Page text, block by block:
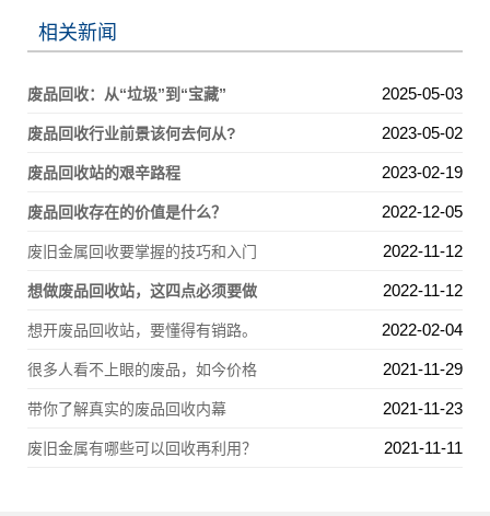
相关新闻
废品回收：从“垃圾”到“宝藏” 2025-05-03
废品回收行业前景该何去何从? 2023-05-02
废品回收站的艰辛路程 2023-02-19
废品回收存在的价值是什么？ 2022-12-05
废旧金属回收要掌握的技巧和入门 2022-11-12
想做废品回收站，这四点必须要做 2022-11-12
想开废品回收站，要懂得有销路。 2022-02-04
很多人看不上眼的废品，如今价格 2021-11-29
带你了解真实的废品回收内幕 2021-11-23
废旧金属有哪些可以回收再利用？ 2021-11-11